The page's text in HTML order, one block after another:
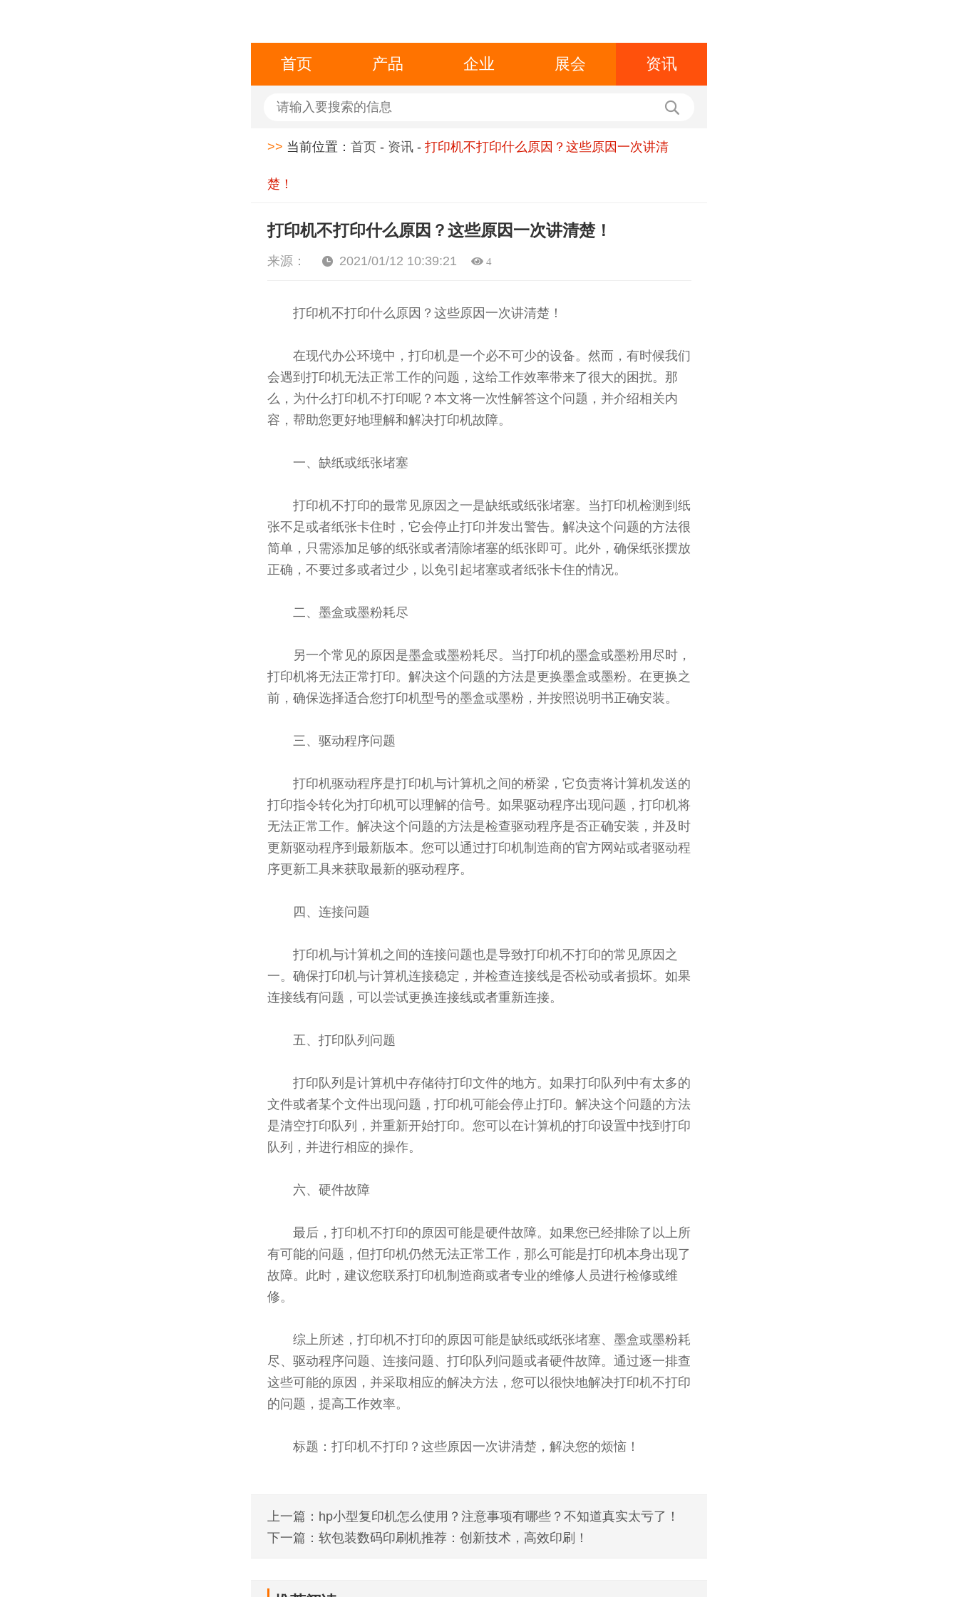
首页 产品 企业 展会 资讯
>> 当前位置： 首页 - 资讯- 打印机不打印什么原因？这些原因一次讲清
楚！
打印机不打印什么原因？这些原因一次讲清楚！
来源： 2021/01/12 10:39:21 4
打印机不打印什么原因？这些原因一次讲清楚！
在现代办公环境中，打印机是一个必不可少的设备。然而，有时候我们
会遇到打印机无法正常工作的问题，这给工作效率带来了很大的困扰。那
么，为什么打印机不打印呢？本文将一次性解答这个问题，并介绍相关内
容，帮助您更好地理解和解决打印机故障。
一、缺纸或纸张堵塞
打印机不打印的最常见原因之一是缺纸或纸张堵塞。当打印机检测到纸
张不足或者纸张卡住时，它会停止打印并发出警告。解决这个问题的方法很
简单，只需添加足够的纸张或者清除堵塞的纸张即可。此外，确保纸张摆放
正确，不要过多或者过少，以免引起堵塞或者纸张卡住的情况。
二、墨盒或墨粉耗尽
另一个常见的原因是墨盒或墨粉耗尽。当打印机的墨盒或墨粉用尽时，
打印机将无法正常打印。解决这个问题的方法是更换墨盒或墨粉。在更换之
前，确保选择适合您打印机型号的墨盒或墨粉，并按照说明书正确安装。
三、驱动程序问题
打印机驱动程序是打印机与计算机之间的桥梁，它负责将计算机发送的
打印指令转化为打印机可以理解的信号。如果驱动程序出现问题，打印机将
无法正常工作。解决这个问题的方法是检查驱动程序是否正确安装，并及时
更新驱动程序到最新版本。您可以通过打印机制造商的官方网站或者驱动程
序更新工具来获取最新的驱动程序。
四、连接问题
打印机与计算机之间的连接问题也是导致打印机不打印的常见原因之
一。确保打印机与计算机连接稳定，并检查连接线是否松动或者损坏。如果
连接线有问题，可以尝试更换连接线或者重新连接。
五、打印队列问题
打印队列是计算机中存储待打印文件的地方。如果打印队列中有太多的
文件或者某个文件出现问题，打印机可能会停止打印。解决这个问题的方法
是清空打印队列，并重新开始打印。您可以在计算机的打印设置中找到打印
队列，并进行相应的操作。
六、硬件故障
最后，打印机不打印的原因可能是硬件故障。如果您已经排除了以上所
有可能的问题，但打印机仍然无法正常工作，那么可能是打印机本身出现了
故障。此时，建议您联系打印机制造商或者专业的维修人员进行检修或维
修。
综上所述，打印机不打印的原因可能是缺纸或纸张堵塞、墨盒或墨粉耗
尽、驱动程序问题、连接问题、打印队列问题或者硬件故障。通过逐一排查
这些可能的原因，并采取相应的解决方法，您可以很快地解决打印机不打印
的问题，提高工作效率。
标题：打印机不打印？这些原因一次讲清楚，解决您的烦恼！
上一篇：hp小型复印机怎么使用？注意事项有哪些？不知道真实太亏了！
下一篇：软包装数码印刷机推荐：创新技术，高效印刷！